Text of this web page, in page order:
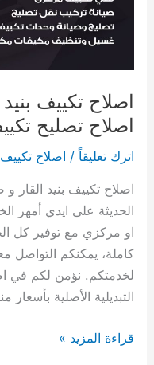
اصلاح تصليح
اترك تعليقاً / اصلاح تكييف
اصلاح تكييف بنيد القار
الحديثة على ايدي أمهر
او مركزي مع توفير كل
كاملة، يمكنكم التواصل
لخدمتكم. نؤمن لكم في
التبديلية الأصلية
فني
اصلاح
تكييف
مركزي
في
القار
قراءة المزيد »